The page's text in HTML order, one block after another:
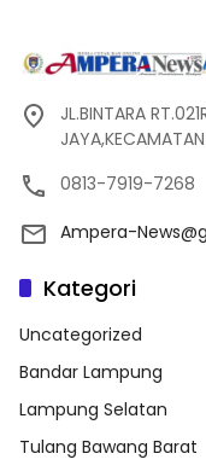
JL.BINTARA
0813-7919-7268
Ampera-
Kategori
Uncategorized
Bandar Lampung
Lampung Selatan
Tulang Bawang Barat